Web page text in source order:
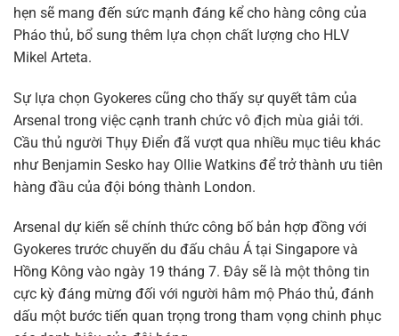
hẹn sẽ mang đến sức mạnh đáng kể cho hàng công của
Pháo thủ, bổ sung thêm lựa chọn chất lượng cho HLV
Mikel Arteta.
Sự lựa chọn Gyokeres cũng cho thấy sự quyết tâm của
Arsenal trong việc cạnh tranh chức vô địch mùa giải tới.
Cầu thủ người Thụy Điển đã vượt qua nhiều mục tiêu khác
như Benjamin Sesko hay Ollie Watkins để trở thành ưu tiên
hàng đầu của đội bóng thành London.
Arsenal dự kiến sẽ chính thức công bố bản hợp đồng với
Gyokeres trước chuyến du đấu châu Á tại Singapore và
Hồng Kông vào ngày 19 tháng 7. Đây sẽ là một thông tin
cực kỳ đáng mừng đối với người hâm mộ Pháo thủ, đánh
dấu một bước tiến quan trọng trong tham vọng chinh phục